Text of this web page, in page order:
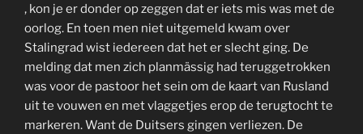
, kon je er donder op zeggen dat er iets mis was met de
oorlog. En toen men niet uitgemeld kwam over
Stalingrad wist iedereen dat het er slecht ging. De
melding dat men zich planmässig had teruggetrokken
was voor de pastoor het sein om de kaart van Rusland
uit te vouwen en met vlaggetjes erop de terugtocht te
markeren. Want de Duitsers gingen verliezen. De